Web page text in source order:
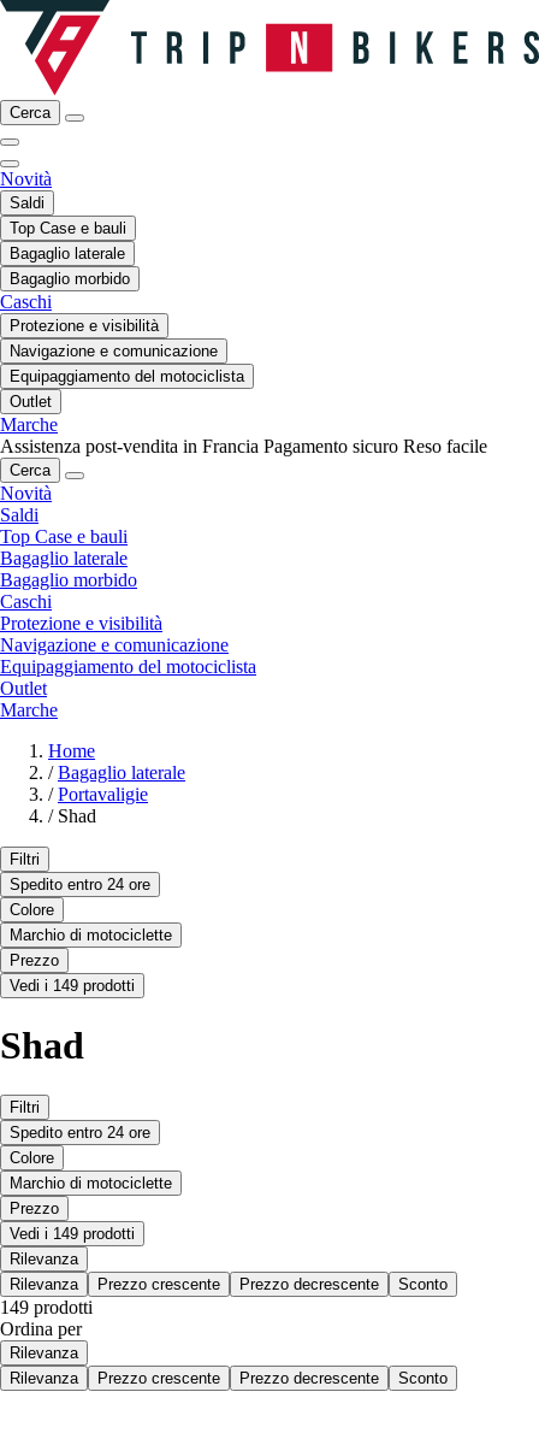
Cerca
Novità
Saldi
Top Case e bauli
Bagaglio laterale
Bagaglio morbido
Caschi
Protezione e visibilità
Navigazione e comunicazione
Equipaggiamento del motociclista
Outlet
Marche
Assistenza post-vendita in Francia Pagamento sicuro Reso facile
Cerca
Novità
Saldi
Top Case e bauli
Bagaglio laterale
Bagaglio morbido
Caschi
Protezione e visibilità
Navigazione e comunicazione
Equipaggiamento del motociclista
Outlet
Marche
Home
/ Bagaglio laterale
/ Portavaligie
/ Shad
Filtri
Spedito entro 24 ore
Colore
Marchio di motociclette
Prezzo
Vedi i 149 prodotti
Shad
Filtri
Spedito entro 24 ore
Colore
Marchio di motociclette
Prezzo
Vedi i 149 prodotti
Rilevanza
Rilevanza
Prezzo crescente Prezzo decrescente Sconto
149 prodotti
Ordina per
Rilevanza
Rilevanza
Prezzo crescente Prezzo decrescente Sconto